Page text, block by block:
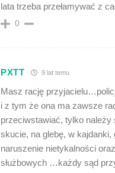
lata trzeba przełamywać z
0
PXTT 9 lat temu
Masz rację
i z tym że ona ma zawsze
przeciwstawiać, tylko należy
skucie, na glebę, w kajdanki,
naruszenie nietykalności
służbowych …każdy sąd